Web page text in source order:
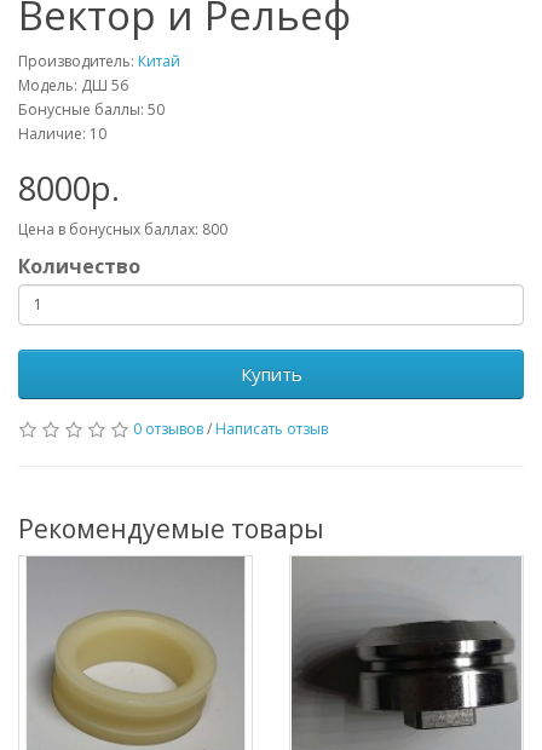
Вектор и Рельеф
Производитель: Китай
Модель: ДШ 56
Бонусные баллы: 50
Наличие: 10
8000р.
Цена в бонусных баллах: 800
Количество
Купить
0 отзывов/ Написать отзыв
Рекомендуемые товары